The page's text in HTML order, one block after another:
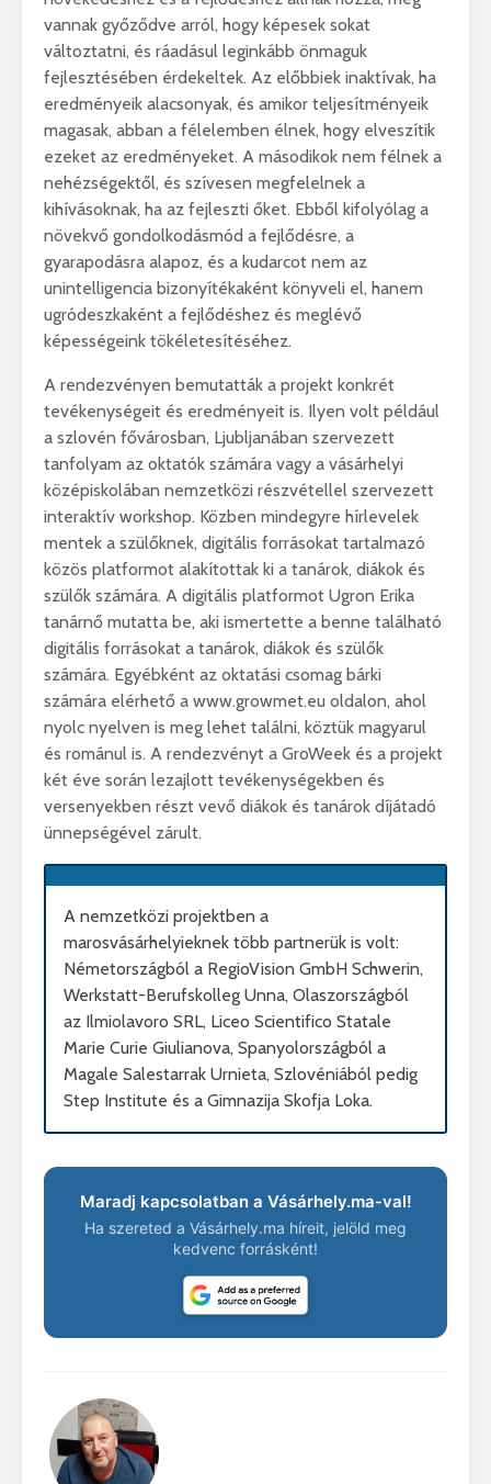
vannak győződve arról, hogy képesek sokat
változtatni, és ráadásul leginkább önmaguk
fejlesztésében érdekeltek. Az előbbiek inaktívak, ha
eredményeik alacsonyak, és amikor teljesítményeik
magasak, abban a félelemben élnek, hogy elveszítik
ezeket az eredményeket. A másodikok nem félnek a
nehézségektől, és szívesen megfelelnek a
kihívásoknak, ha az fejleszti őket. Ebből kifolyólag a
növekvő gondolkodásmód a fejlődésre, a
gyarapodásra alapoz, és a kudarcot nem az
unintelligencia bizonyítékaként könyveli el, hanem
ugródeszkaként a fejlődéshez és meglévő
képességeink tökéletesítéséhez.
A rendezvényen bemutatták a projekt konkrét
tevékenységeit és eredményeit is. Ilyen volt például
a szlovén fővárosban, Ljubljanában szervezett
tanfolyam az oktatók számára vagy a vásárhelyi
középiskolában nemzetközi részvétellel szervezett
interaktív workshop. Közben mindegyre hírlevelek
mentek a szülőknek, digitális forrásokat tartalmazó
közös platformot alakítottak ki a tanárok, diákok és
szülők számára. A digitális platformot Ugron Erika
tanárnő mutatta be, aki ismertette a benne található
digitális forrásokat a tanárok, diákok és szülők
számára. Egyébként az oktatási csomag bárki
számára elérhető a www.growmet.eu oldalon, ahol
nyolc nyelven is meg lehet találni, köztük magyarul
és románul is. A rendezvényt a GroWeek és a projekt
két éve során lezajlott tevékenységekben és
versenyekben részt vevő diákok és tanárok díjátadó
ünnepségével zárult.
A nemzetközi projektben a
marosvásárhelyieknek több partnerük is volt:
Németországból a RegioVision GmbH Schwerin,
Werkstatt-Berufskolleg Unna, Olaszországból
az Ilmiolavoro SRL, Liceo Scientifico Statale
Marie Curie Giulianova, Spanyolországból a
Magale Salestarrak Urnieta, Szlovéniából pedig
Step Institute és a Gimnazija Skofja Loka.
Maradj kapcsolatban a Vásárhely.ma-val!
Ha szereted a Vásárhely.ma híreit, jelöld meg
kedvenc forrásként!